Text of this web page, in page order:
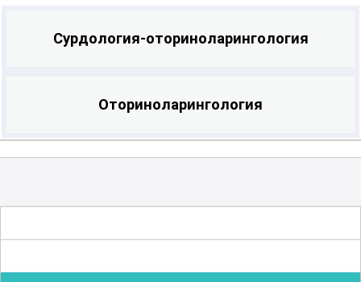
Сурдология-оториноларингология
Оториноларингология